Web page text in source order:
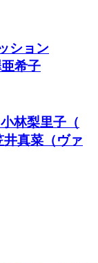
ション
希子
林梨里子（
真菜（ヴァ